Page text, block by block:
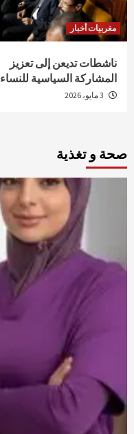
مغربيات أخبار
ناشطات تديعن إلى تعزيز
المشاركة السياسية للنساء
صحة و تغذية